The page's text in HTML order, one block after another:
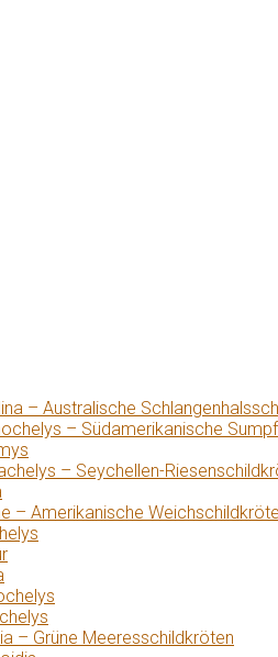
– Australische
– Südamerikanische
– Seychellen-
– Amerikanische
– Grüne Meeresschildkröten